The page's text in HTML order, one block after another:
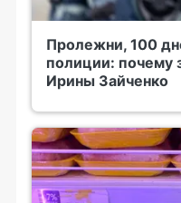
Пролежни, 100
полиции: почему
Ирины Зайченко